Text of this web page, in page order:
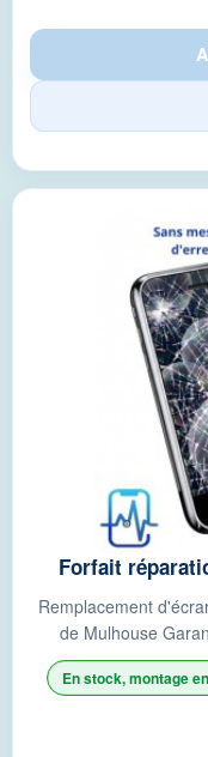
Forfait
Remplacement
de Mulhouse
En stock, montage